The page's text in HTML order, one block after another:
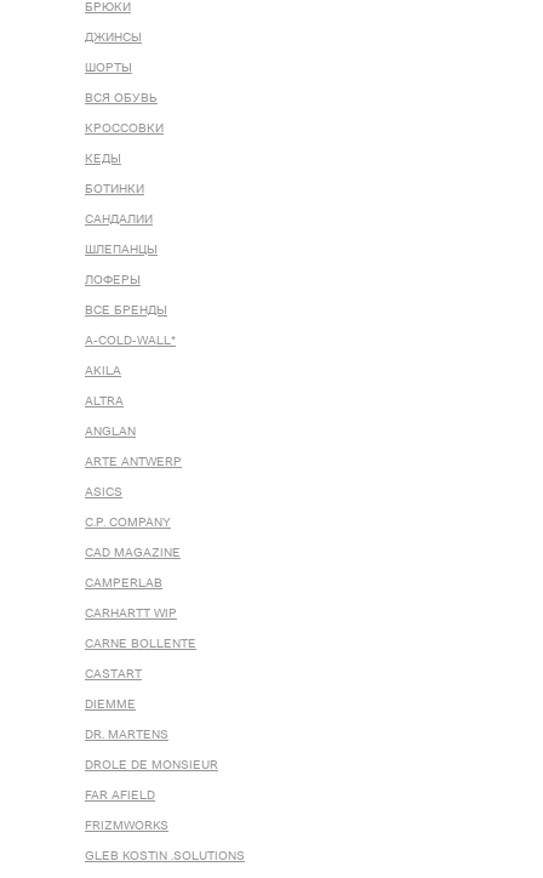
БРЮКИ
ДЖИНСЫ
ШОРТЫ
ВСЯ ОБУВЬ
КРОССОВКИ
КЕДЫ
БОТИНКИ
САНДАЛИИ
ШЛЕПАНЦЫ
ЛОФЕРЫ
ВСЕ БРЕНДЫ
A-COLD-WALL*
AKILA
ALTRA
ANGLAN
ARTE ANTWERP
ASICS
C.P. COMPANY
CAD MAGAZINE
CAMPERLAB
CARHARTT WIP
CARNE BOLLENTE
CASTART
DIEMME
DR. MARTENS
DROLE DE MONSIEUR
FAR AFIELD
FRIZMWORKS
GLEB KOSTIN .SOLUTIONS